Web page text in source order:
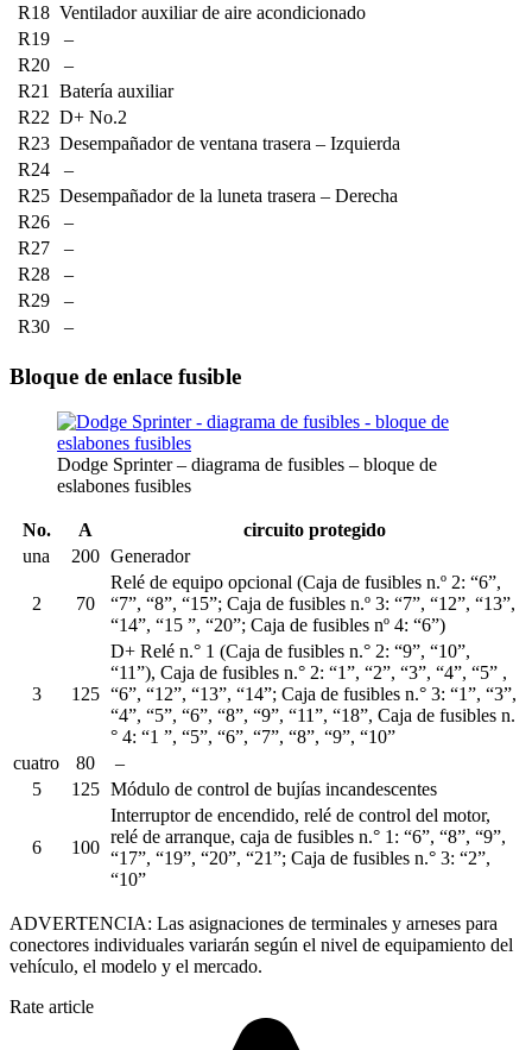
R18 Ventilador auxiliar de aire acondicionado
R19
–
R20
–
R21
Batería auxiliar
R22 D+ No.2
R23 Desempañador de ventana trasera – Izquierda
R24
–
R25 Desempañador de la luneta trasera – Derecha
R26
–
R27
–
R28
–
R29
–
R30
–
Bloque de enlace fusible
Dodge Sprinter – diagrama de fusibles – bloque de
eslabones fusibles
No. A
circuito protegido
una
200 Generador
2 70
Relé de equipo opcional (Caja de fusibles n.º 2: “6”,
“7”, “8”, “15”; Caja de fusibles n.º 3: “7”, “12”, “13”,
“14”, “15 ”, “20”; Caja de fusibles nº 4: “6”)
3 125
D+ Relé n.° 1 (Caja de fusibles n.° 2: “9”, “10”,
“11”), Caja de fusibles n.° 2: “1”, “2”, “3”, “4”, “5” ,
“6”, “12”, “13”, “14”; Caja de fusibles n.° 3: “1”, “3”,
“4”, “5”, “6”, “8”, “9”, “11”, “18”, Caja de fusibles n.
° 4: “1 ”, “5”, “6”, “7”, “8”, “9”, “10”
cuatro
80
–
5
125 Módulo de control de bujías incandescentes
6 100
Interruptor de encendido, relé de control del motor,
relé de arranque, caja de fusibles n.° 1: “6”, “8”, “9”,
“17”, “19”, “20”, “21”; Caja de fusibles n.° 3: “2”,
“10”
ADVERTENCIA: Las asignaciones de terminales y arneses para
conectores individuales variarán según el nivel de equipamiento del
vehículo, el modelo y el mercado.
Rate article